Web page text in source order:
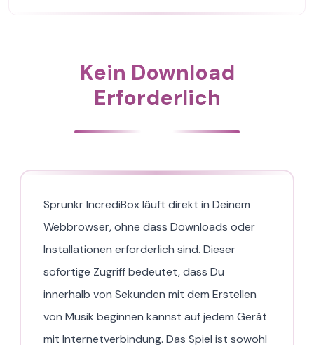
Kein Download
Erforderlich
Sprunkr IncrediBox läuft direkt in Deinem
Webbrowser, ohne dass Downloads oder
Installationen erforderlich sind. Dieser
sofortige Zugriff bedeutet, dass Du
innerhalb von Sekunden mit dem Erstellen
von Musik beginnen kannst auf jedem Gerät
mit Internetverbindung. Das Spiel ist sowohl